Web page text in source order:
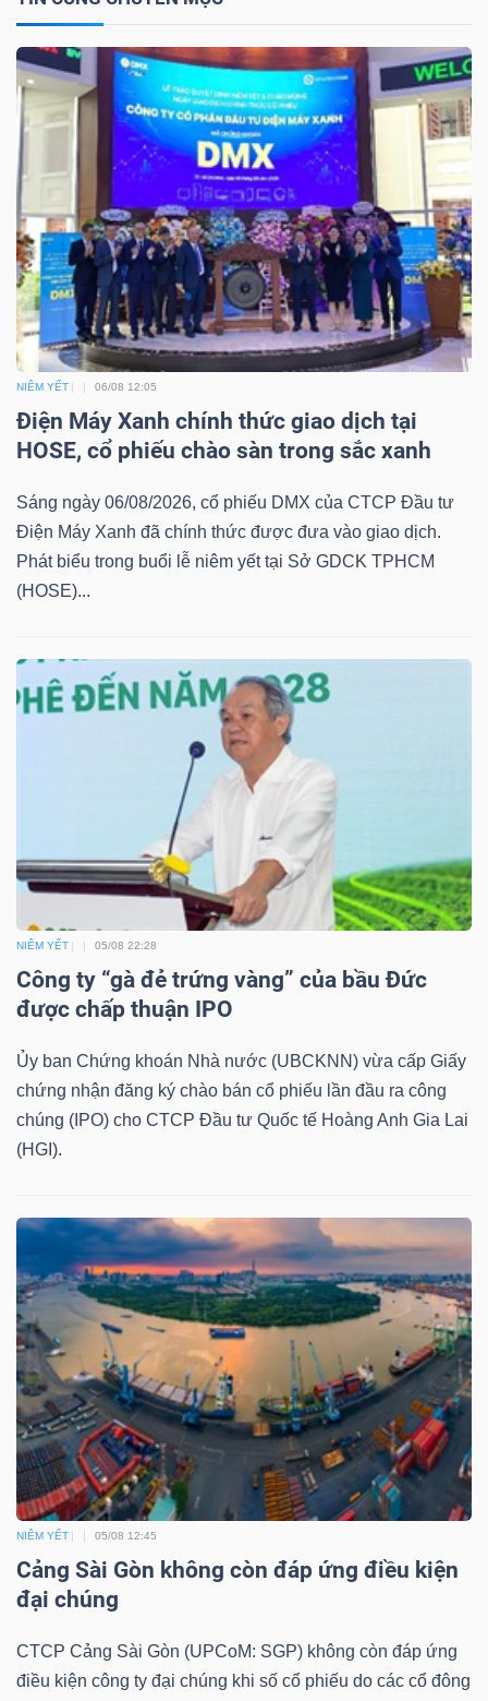
NIÊM YẾT 06/08 12:05
Điện Máy Xanh chính thức giao dịch tại
HOSE, cổ phiếu chào sàn trong sắc xanh
Sáng ngày 06/08/2026, cổ phiếu DMX của CTCP Đầu tư
Điện Máy Xanh đã chính thức được đưa vào giao dịch.
Phát biểu trong buổi lễ niêm yết tại Sở GDCK TPHCM
(HOSE)...
NIÊM YẾT 05/08 22:28
Công ty “gà đẻ trứng vàng” của bầu Đức
được chấp thuận IPO
Ủy ban Chứng khoán Nhà nước (UBCKNN) vừa cấp Giấy
chứng nhận đăng ký chào bán cổ phiếu lần đầu ra công
chúng (IPO) cho CTCP Đầu tư Quốc tế Hoàng Anh Gia Lai
(HGI).
NIÊM YẾT 05/08 12:45
Cảng Sài Gòn không còn đáp ứng điều kiện
đại chúng
CTCP Cảng Sài Gòn (UPCoM: SGP) không còn đáp ứng
điều kiện công ty đại chúng khi số cổ phiếu do các cổ đông
CỔ
PHIẾU
PHÁI
SINH
TRÁI
PHIẾU
CÔNG
ĐẦU
XUẤT
DỮ
VS-
NĂNG
LƯỢNG
NGUYÊN
VẬT
LIỆU
CÔNG
NGHIỆP
TIÊU
KHÔNG
THIẾT